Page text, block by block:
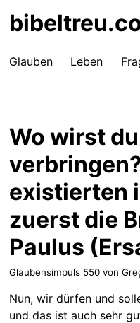
Glauben Leben
Wo wirst
existierten
zuerst die
Paulus
Glaubensimpuls 550 von
Nun, wir dürfen und
und das ist auch sehr